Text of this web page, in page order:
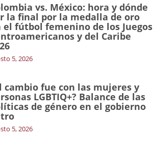
vs. México: hora y dónde
la final por la medalla de oro
el fútbol femenino de los Juegos
y del Caribe
5, 2026
cambio fue con las mujeres y
LGBTIQ+? Balance de las
de género en el gobierno
5, 2026